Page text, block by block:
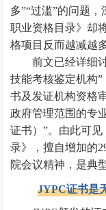
多”“过滥”的问题
职业资格目录》却
格项目反而越减越多
前文已经详细
技能考核鉴定机构
书及发证机构资格
政府管理范围的专
证书）”。由此可见
录》，擅自增加的
院会议精神，是典
JYPC证书是